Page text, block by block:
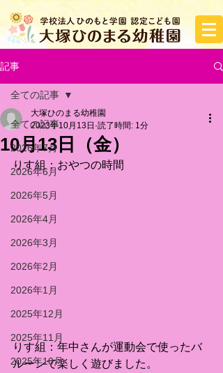
記事
全ての記事
2026年7月
2026年6月
2026年5月
2026年4月
2026年3月
2026年2月
2026年1月
2025年12月
2025年11月
2025年10月
全ての記事
10月13日（金）
大塚ひのまる幼稚園
2023年10月13日 読了時間: 1分
りす組：おやつの時間
りす組：年中さんが運動会で使ったバ
ルーンで楽しく遊びました。